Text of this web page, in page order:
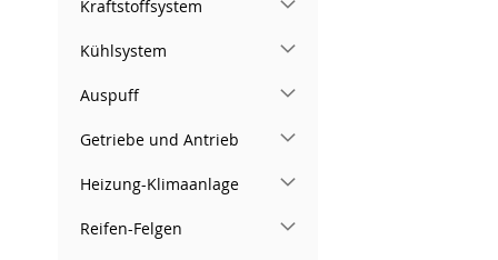
Kraftstoffsystem
Kühlsystem
Auspuff
Getriebe und Antrieb
Heizung-Klimaanlage
Reifen-Felgen